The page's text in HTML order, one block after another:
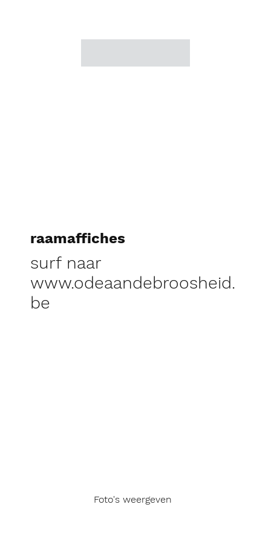
raamaffiches
surf naar
www.odeaandebroosheid.
be
Foto's weergeven